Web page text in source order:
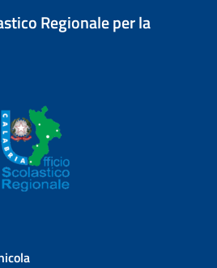
Regionale per la